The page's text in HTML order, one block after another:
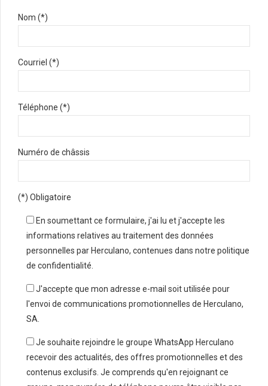
Nom (*)
Courriel (*)
Téléphone (*)
Numéro de châssis
(*) Obligatoire
En soumettant ce formulaire, j'ai lu et j'accepte les
informations relatives au traitement des données
personnelles par Herculano, contenues dans notre politique
de confidentialité.
J'accepte que mon adresse e-mail soit utilisée pour
l'envoi de communications promotionnelles de Herculano,
SA.
Je souhaite rejoindre le groupe WhatsApp Herculano
recevoir des actualités, des offres promotionnelles et des
contenus exclusifs. Je comprends qu'en rejoignant ce